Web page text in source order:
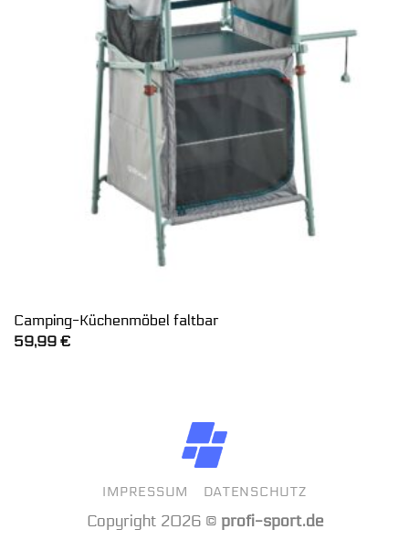
Camping-Küchenmöbel faltbar
59,99 €
IMPRESSUM DATENSCHUTZ
Copyright 2026 © profi-sport.de